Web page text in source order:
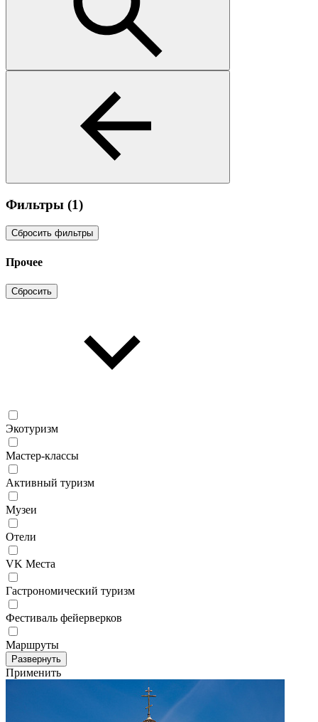
Фильтры (1)
Сбросить фильтры
Прочее
Сбросить
Экотуризм
Мастер-классы
Активный туризм
Музеи
Отели
VK Места
Гастрономический туризм
Фестиваль фейерверков
Маршруты
Развернуть
Применить